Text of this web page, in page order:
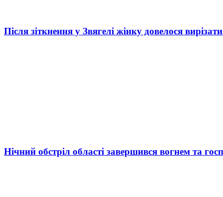
Після зіткнення у Звягелі жінку довелося
Нічний обстріл області завершився вогнем та